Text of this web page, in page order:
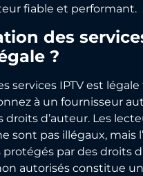
fiable et performant.
des
?
services IPTV est
à un fournisseur
d’auteur. Les
sont pas illégaux, mais
par des droits
autorisés constitue